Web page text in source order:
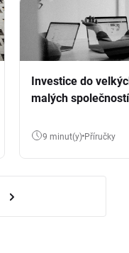
Investice do
malých společností
9 minut(y) Příručky